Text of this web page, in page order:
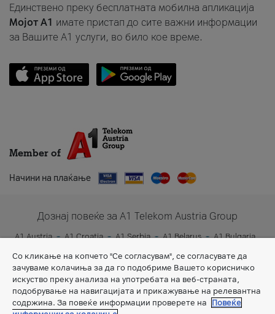
Единствено преку бесплатната мобилна апликација
Мојот A1 имате пристап до сите важни информации
за Вашите A1 услуги, во било кое време.
Member of
Начини на плаќање
Дознај повеќе за A1 Telekom Austria Group
A1 Austria A1 Croatia A1 Serbia A1 Belarus
A1 Bulgaria
Со кликање на копчето "Се согласувам", се согласувате да
зачуваме колачиња за да го подобриме Вашето корисничко
искуство преку анализа на употребата на веб-страната,
подобрување на навигацијата и прикажување на релевантна
содржина. За повеќе информации проверете на
Повеќе